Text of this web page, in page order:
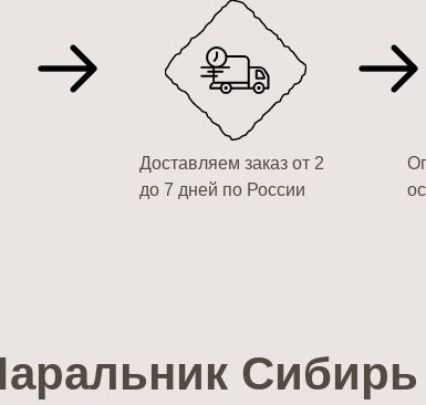
Доставляем заказ от 2
до 7 дней по России
Сибирь